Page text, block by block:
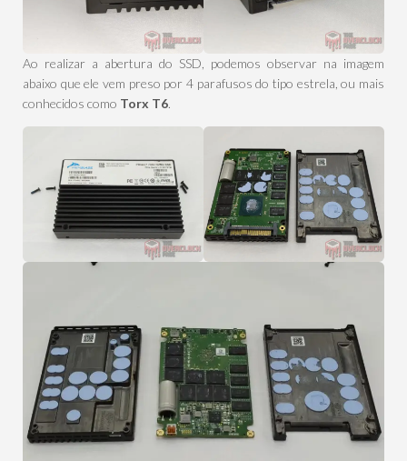
Ao realizar a abertura do SSD, podemos observar na imagem
abaixo que ele vem preso por 4 parafusos do tipo estrela, ou mais
conhecidos como Torx T6.